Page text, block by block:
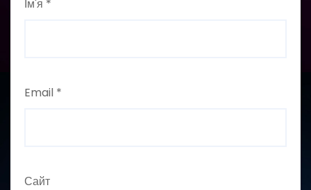
Ім'я *
Email *
Сайт